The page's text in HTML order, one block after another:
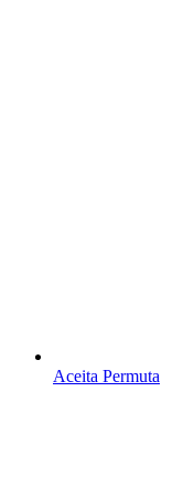
Aceita Permuta